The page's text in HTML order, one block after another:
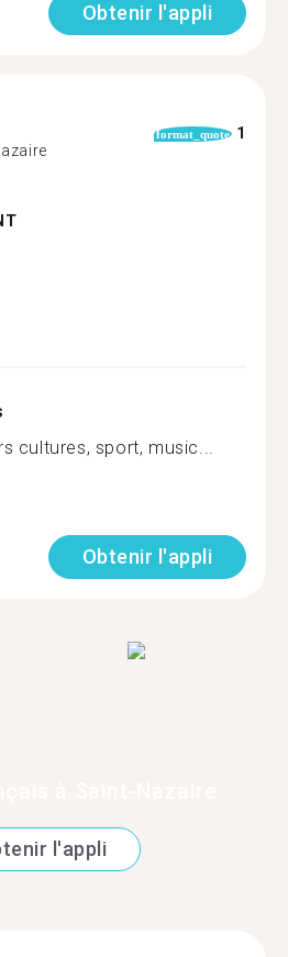
Obtenir l'appli
format_quote 1
cultures, sport, music...
Obtenir l'appli
l'appli